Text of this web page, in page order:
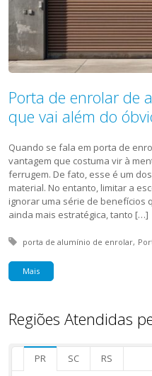
Porta de enrolar de
que vai além do
Quando se fala em porta de
vantagem que costuma vir à
ferrugem. De fato, esse é um
material. No entanto, limitar a
ignorar uma série de benefícios
ainda mais estratégica, tanto […]
Tagged with:
porta de alumínio de enrolar
Mais
Regiões Atendidas
PR SC RS